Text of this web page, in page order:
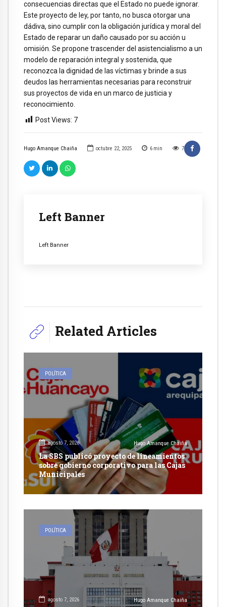
Hugo Amanque Chaiña octubre 22, 2025 6 min 7
Left Banner
Left Banner
consecuencias directas que el Estado no puede ignorar.
Este proyecto de ley, por tanto, no busca otorgar una
dádiva, sino cumplir con la obligación jurídica y moral del
Estado de reparar un daño causado por su acción u
omisión. Se propone trascender del asistencialismo a un
modelo de reparación integral y sostenida, que
reconozca la dignidad de las víctimas y brinde a sus
deudos las herramientas necesarias para reconstruir
sus proyectos de vida en un marco de justicia y
reconocimiento.
Post Views: 7
Related Articles
POLÍTICA
agosto 7, 2026 Hugo Amanque Chaiña
La SBS publicó proyecto de lineamientos
sobre gobierno corporativo para las Cajas
Municipales
POLÍTICA
agosto 7, 2026 Hugo Amanque Chaiña